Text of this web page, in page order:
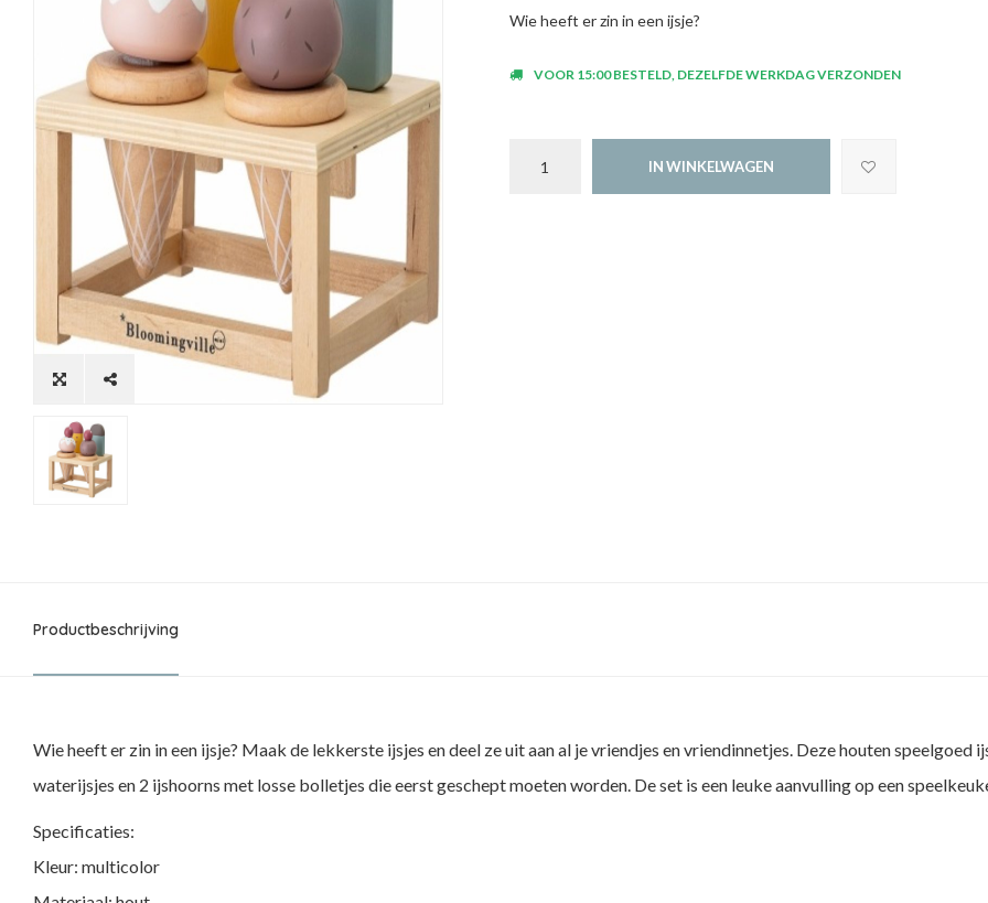
Wie heeft er zin in een ijsje?
VOOR 15:00 BESTELD, DEZELFDE WERKDAG VERZONDEN
IN WINKELWAGEN
Productbeschrijving
Wie heeft er zin in een ijsje? Maak de lekkerste ijsjes en deel ze uit aan al je vriendjes en vriendinnetjes. Deze houten
waterijsjes en 2 ijshoorns met losse bolletjes die eerst geschept moeten worden. De set is een leuke aanvulling op een
Specificaties:
Kleur: multicolor